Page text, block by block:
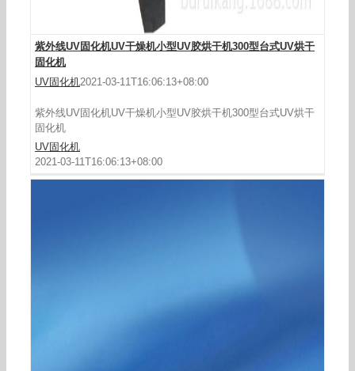
紫外线UV固化机UV干燥机小型UV胶烘干机300型台式UV烘干
固化机
UV固化机2021-03-11T16:06:13+08:00
紫外线UV固化机UV干燥机小型UV胶烘干机300型台式UV烘干
固化机
UV固化机
2021-03-11T16:06:13+08:00